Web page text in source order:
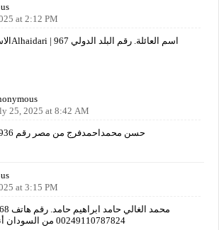
at 2:12 PM
25, 2025 at 8:42 AM
حسن محمداحمدفرج من مصر رقم 01149004936
at 3:15 PM
00249110787824 من السودان أنا أصم أبكم وشكرا